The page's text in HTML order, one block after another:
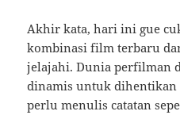
Akhir kata, hari ini gue
kombinasi film terbaru
jelajahi. Dunia perfilman
dinamis untuk dihentikan
perlu menulis catatan